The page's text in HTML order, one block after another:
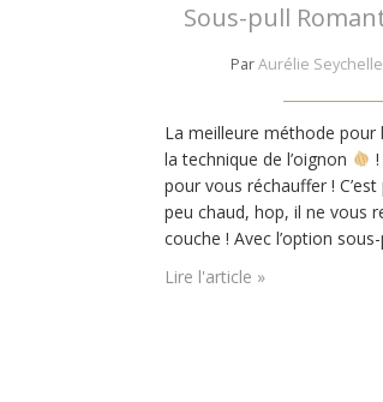
Sous-pull
ParAurélie
La meilleure méthode pour
la technique de l’oignon
pour vous réchauffer !
peu chaud, hop, il ne vous
couche ! Avec l’option
êtes couvert. Et avec ce
l’êtes avec style.…
Lire l'article »